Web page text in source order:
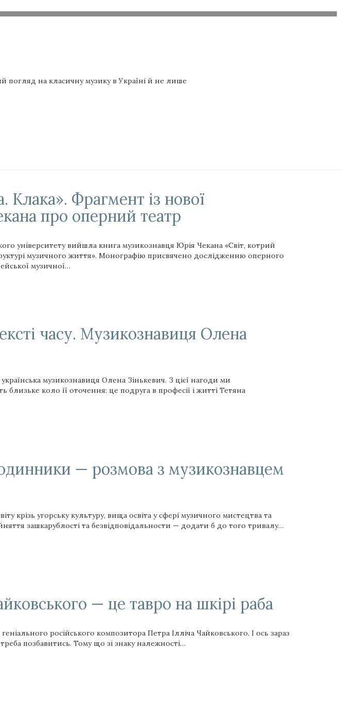
погляд на класичну музику в Україні й не лише
Клака». Фрагмент із нової
про оперний театр
університету вийшла книга музикознавця Юрія Чекана «Світ, котрий
музичного життя». Монографію присвячено дослідженню оперного
музичної…
часу. Музикознавиця Олена
музикознавиця Олена Зінькевич. З цієї нагоди ми
коло її оточення: це подруга в професії і житті Тетяна
— розмова з музикознавцем
крізь угорську культуру, вища освіта у сфері музичного мистецтва та
зашкарублості та безвідповідальности — додати б до того тривалу…
— це тавро на шкірі раба
російського композитора Петра Ілліча Чайковського. І ось зараз
позбавитись. Тому що зі знаку належності…